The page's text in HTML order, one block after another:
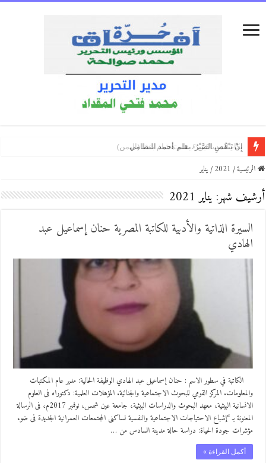
كلماتٌ كالبلسم/ بقلم: الكاتبه الروائيه السالمةالروفي ( المغرب )
نَدري مَنْ نحنُ !/بقلم:محمد ثابت السميعي
فكَّة الغياب/ بقلم:سعيد العكيشي (اليمن)
الرئيسية/
2021
/يناير
أرشيف شهر: يناير 2021
السيرة الذاتية والأدبية للكاتبة المصرية حنان إسماعيل عبد
الهادي
الكاتبة في سطور الاسم : حنان إسماعيل عبد الهادي الوظيفة الحالية: مدير عام المكتبات
والمعلومات. المركز القومي للبحوث الاجتماعية والجنائية. المؤهلات العلمية: دكتوراه فى العلوم
الانسانية البيئية، معهد البحوث والدراسات البيئية، جامعة عين شمس، نوفمبر 2017م، فى الرسالة
المعنونة بـ “إشباع الاحتياجات الاجتماعية والنفسية لساكنى المجتمعات العمرانية الجديدة فى ضوء
مؤشرات جودة الحياة: دراسة حالة مدينة السادس من …
أكمل القراءة »